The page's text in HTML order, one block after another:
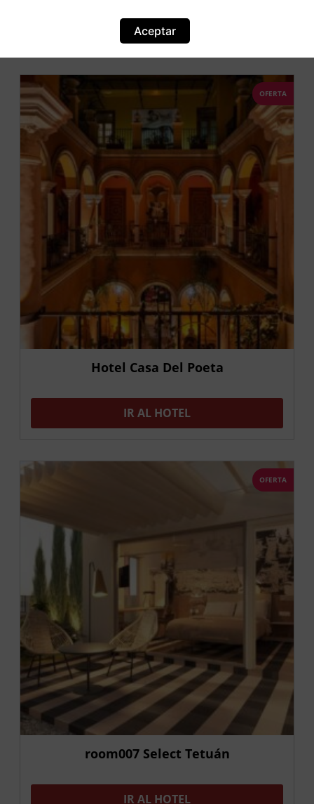
IR AL HOTEL
OFERTA
Hotel Casa Del Poeta
IR AL HOTEL
OFERTA
room007 Select Tetuán
IR AL HOTEL
Aceptar